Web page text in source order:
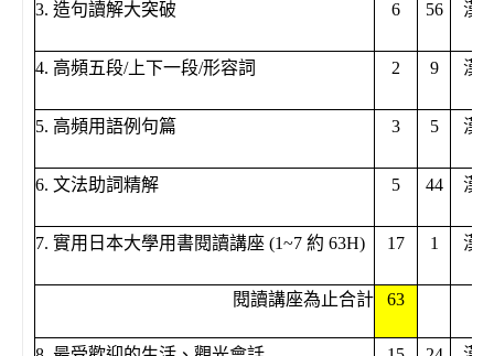
3. 造句讀解大突破 6 56 漢
4. 高頻五段/上下一段/形容詞 2 9 漢
5. 高頻用語例句篇 3 5 漢
6. 文法助詞精解 5 44 漢
7. 實用日本大學用書閱讀講座 (1~7 約 63H) 17 1 漢
閱讀講座為止合計 63